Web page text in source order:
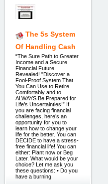
The 5s System
Of Handling Cash
“The Sure Path to Greater
Income and a Secure
Financial Future
Revealed! "Discover a
Fool-Proof System That
You Can Use to Retire
Comfortably and to
ALWAYS Be Prepared for
Life’s Uncertainties!” If
you are facing financial
challenges, here’s an
opportunity for you to
learn how to change your
life for the better. You can
DECIDE to have a stress-
free financial life! You can
either: Plant now or Beg
Later. What would be your
choice? Let me ask you
these questions: • Do you
have a burning